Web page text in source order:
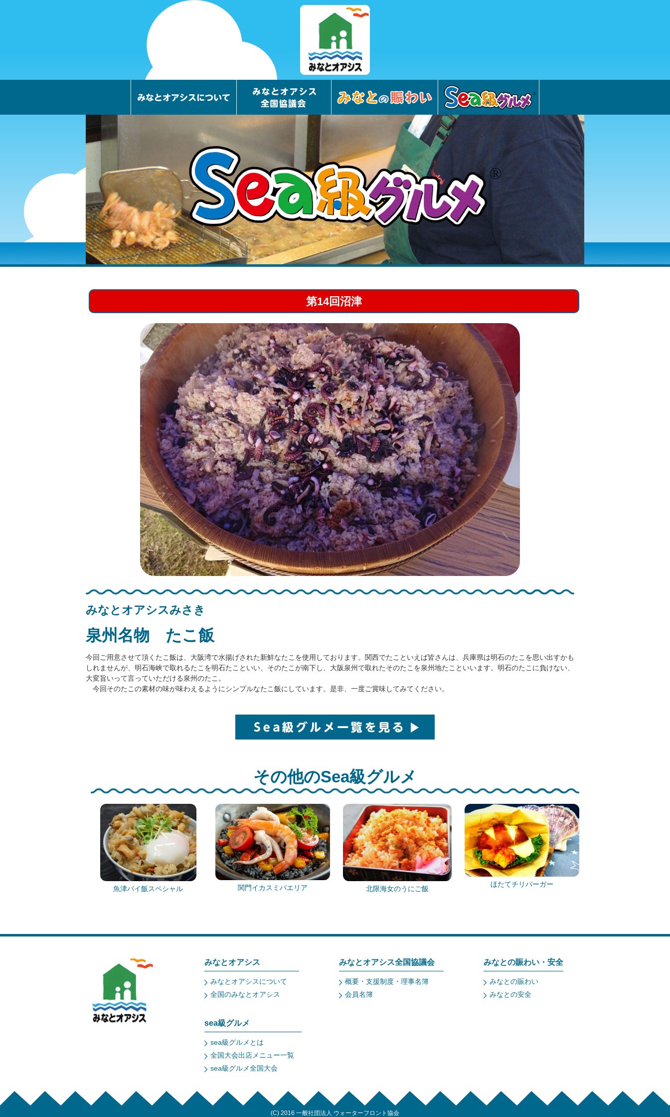
第14回沼津
みなとオアシスみさき
泉州名物 たこ飯
今回ご用意させて頂くたこ飯は、大阪湾で水揚げされた新鮮なたこを使用しております。関西でたこといえば皆さんは、兵庫県は明石のたこを思い出すかも
しれませんが、明石海峡で取れるたこを明石たこといい、そのたこが南下し、大阪泉州で取れたそのたこを泉州地たこといいます。明石のたこに負けない、
大変旨いって言っていただける泉州のたこ。
今回そのたこの素材の味が味わえるようにシンプルなたこ飯にしています。是非、一度ご賞味してみてください。
その他のSea級グルメ
魚津バイ飯スペシャル 関門イカスミパエリア 北限海女のうにご飯
ほたてチリバーガー
みなとオアシス
みなとオアシスについて
全国のみなとオアシス
みなとオアシス全国協議会
概要・支援制度・理事名簿
会員名簿
みなとの賑わい・安全
みなとの賑わい
みなとの安全
sea級グルメ
sea級グルメとは
全国大会出店メニュー一覧
sea級グルメ全国大会
(C) 2016 一般社団法人 ウォーターフロント協会